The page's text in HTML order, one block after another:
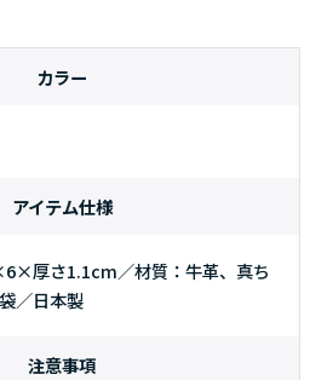
カラー
アイテム仕様
厚さ1.1cm／材質：牛革、真ち
／日本製
注意事項